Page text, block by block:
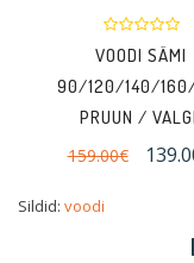
VOODI SÄMI
90/120/140/160/
PRUUN / VALGE
159.00€
Sildid: voodi